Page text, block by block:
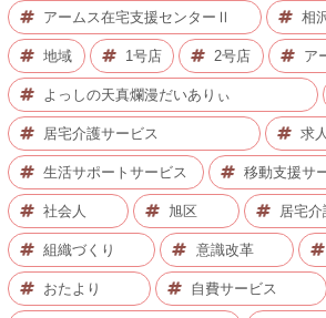
アームス在宅支援センターⅡ 相
地域 1号店 2号店 ア
よっしの天真爛漫だいありぃ
居宅介護サービス 求
生活サポートサービス 移動支援サ
社会人 旭区 居宅介
組織づくり 意識改革
おたより 自費サービス